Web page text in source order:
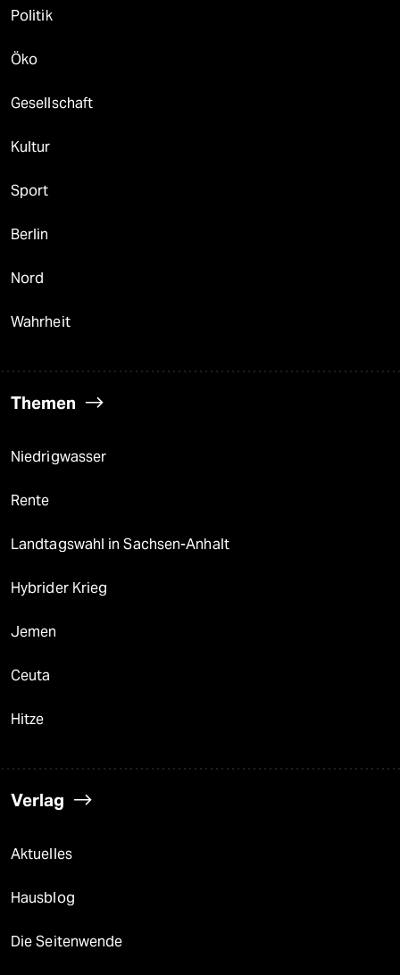
Politik
Öko
Gesellschaft
Kultur
Sport
Berlin
Nord
Wahrheit
Themen
Niedrigwasser
Rente
Landtagswahl in Sachsen-Anhalt
Hybrider Krieg
Jemen
Ceuta
Hitze
Verlag
Aktuelles
Hausblog
Die Seitenwende